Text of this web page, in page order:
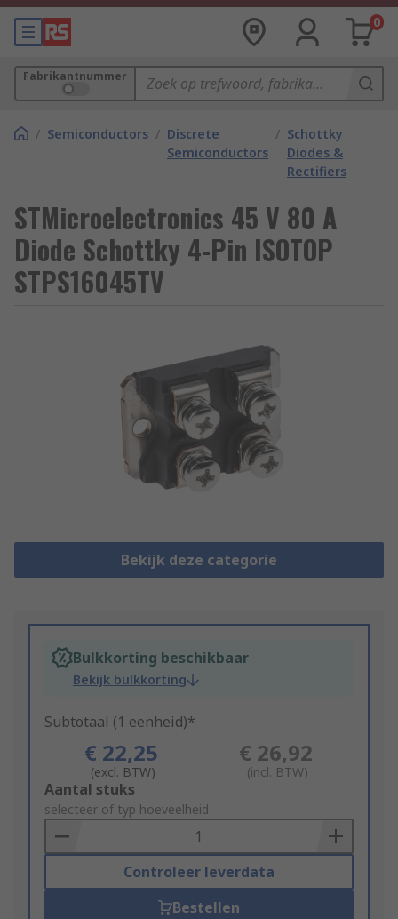
0
Fabrikantnummer
/ Semiconductors / Discrete
Semiconductors
/ Schottky
Diodes &
Rectifiers
STMicroelectronics 45 V 80 A
Diode Schottky 4-Pin ISOTOP
STPS16045TV
Bekijk deze categorie
Bulkkorting beschikbaar
Bekijk bulkkorting
Subtotaal (1 eenheid)*
€ 22,25
(excl. BTW)
€ 26,92
(incl. BTW)
Add
to
Basket
Aantal stuks
selecteer of typ hoeveelheid
Controleer leverdata
Bestellen